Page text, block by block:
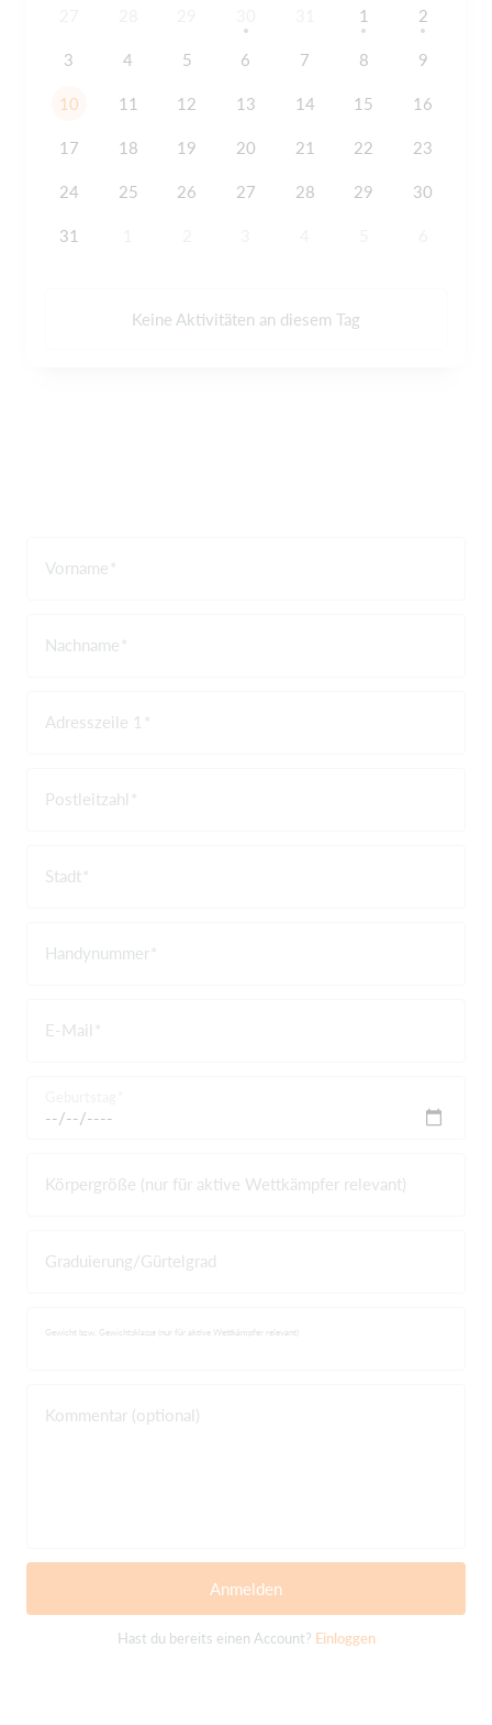
1 2
3 4 5 6 7 8 9
10 11 12 13 14 15 16
17 18 19 20 21 22 23
24 25 26 27 28 29 30
31
Keine Aktivitäten an diesem Tag
Vorname
Nachname
Adresszeile 1
Postleitzahl
Stadt
Handynummer
E-Mail
Körpergröße (nur für aktive Wettkämpfer relevant)
Graduierung/Gürtelgrad
Gewicht bzw. Gewichtsklasse (nur für aktive Wettkämpfer relevant)
Kommentar (optional)
Anmelden
Hast du bereits einen Account? Einloggen